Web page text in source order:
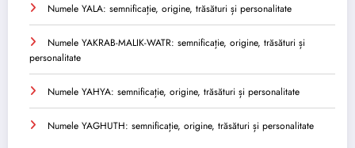
Numele YALA: semnificație, origine, trăsături și personalitate
Numele YAKRAB-MALIK-WATR: semnificație, origine, trăsături și
personalitate
Numele YAHYA: semnificație, origine, trăsături și personalitate
Numele YAGHUTH: semnificație, origine, trăsături și personalitate